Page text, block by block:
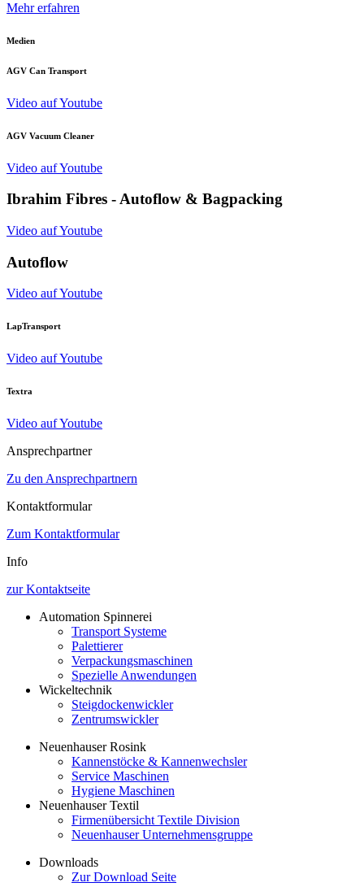
Mehr erfahren
Medien
AGV Can Transport
Video auf Youtube
AGV Vacuum Cleaner
Video auf Youtube
Ibrahim Fibres - Autoflow & Bagpacking
Video auf Youtube
Autoflow
Video auf Youtube
LapTransport
Video auf Youtube
Textra
Video auf Youtube
Ansprechpartner
Zu den Ansprechpartnern
Kontaktformular
Zum Kontaktformular
Info
zur Kontaktseite
Automation Spinnerei
Transport Systeme
Palettierer
Verpackungsmaschinen
Spezielle Anwendungen
Wickeltechnik
Steigdockenwickler
Zentrumswickler
Neuenhauser Rosink
Kannenstöcke & Kannenwechsler
Service Maschinen
Hygiene Maschinen
Neuenhauser Textil
Firmenübersicht Textile Division
Neuenhauser Unternehmensgruppe
Downloads
Zur Download Seite